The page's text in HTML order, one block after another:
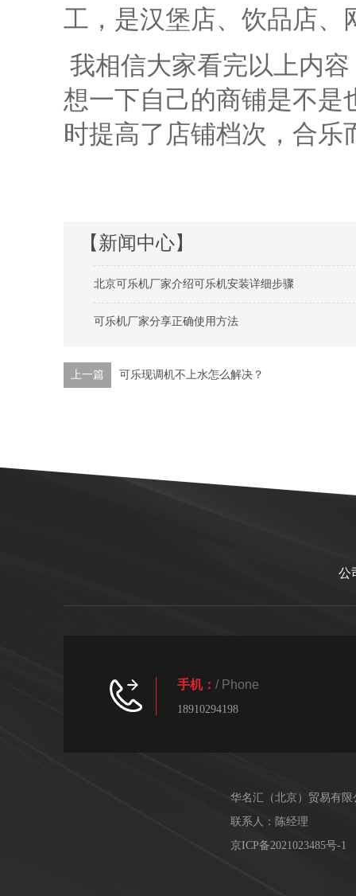
工，是汉堡店、饮品店、
我相信大家看完以上内容
想一下自己的商铺是不是
时提高了店铺档次，合乐
【新闻中心】
北京可乐机厂家介绍可乐机安装详细步骤
可乐机厂家分享正确使用方法
上一篇 可乐现调机不上水怎么解决？
公
手机： / Phone
18910294198
华名汇（北京）贸易有限
联系人：陈经理
京ICP备2021023485号-1